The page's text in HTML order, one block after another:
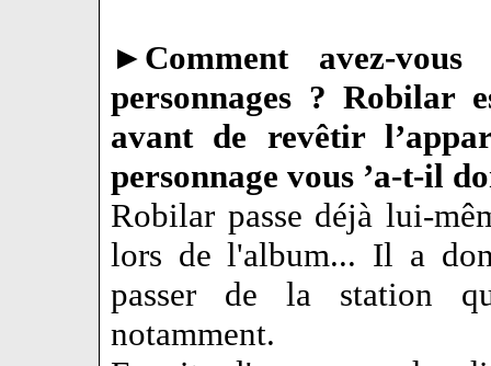
► Comment avez-
personnages ? Robilar
avant de revêtir
personnage vous ’a-t-il
Robilar passe déjà lui-
lors de l'album... Il a
passer de la station
notamment.